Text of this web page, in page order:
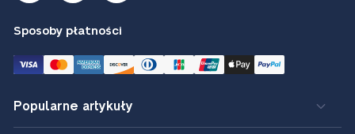
Sposoby płatności
Popularne artykuły